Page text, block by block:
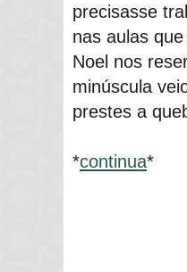
precisasse
nas aulas
Noel nos
minúscula
prestes a
*continua*